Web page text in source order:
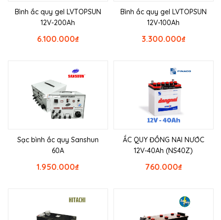
Bình ắc quy gel LVTOPSUN
12V-200Ah
₫
6.100.000
Bình ắc quy gel LVTOPSUN
12V-100Ah
₫
3.300.000
Sạc bình ắc quy Sanshun
60A
₫
1.950.000
ẮC QUY ĐỒNG NAI NƯỚC
12V-40Ah (NS40Z)
₫
760.000